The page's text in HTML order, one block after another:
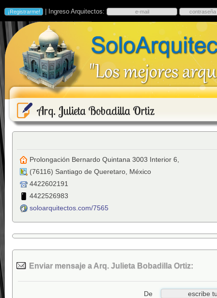
| Ingreso Arquitectos:
Arq. Julieta Bobadilla Ortiz
Prolongación Bernardo Quintana 3003 Interior 6,
(76116) Santiago de Queretaro México
4422602191
4422526983
soloarquitectos.com/7565
Enviar mensaje a Arq. Julieta Bobadilla Ortiz:
De